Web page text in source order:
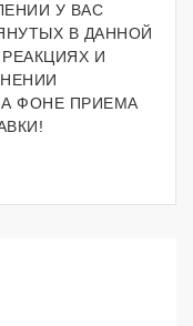
У ВАС
В ДАННОЙ
И
ФОНЕ ПРИЕМА